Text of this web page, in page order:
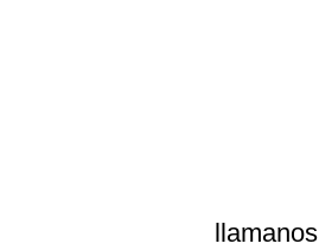
llamanos